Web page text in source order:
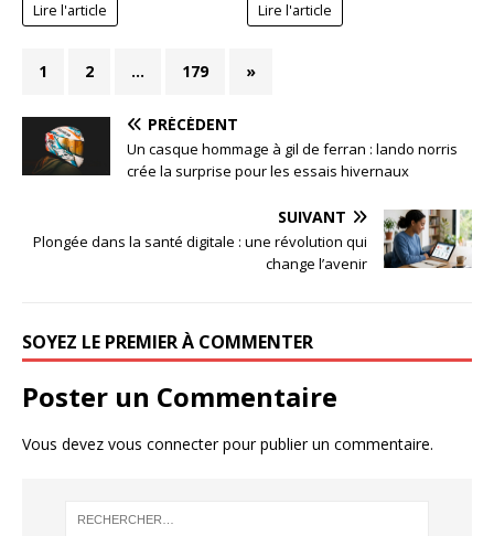
Lire l'article Lire l'article
1 2 … 179 »
PRÉCÉDENT
Un casque hommage à gil de ferran : lando norris
crée la surprise pour les essais hivernaux
SUIVANT
Plongée dans la santé digitale : une révolution qui
change l’avenir
SOYEZ LE PREMIER À COMMENTER
Poster un Commentaire
Vous devez vous connecterpour publier un commentaire.